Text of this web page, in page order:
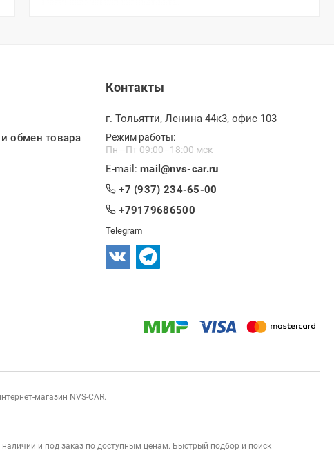
обмен товара
Контакты
г. Тольятти, Ленина 44к3, офис 103
Режим работы:
Пн—Пт 09:00–18:00 мск
E-mail: mail@nvs-car.ru
+7 (937) 234-65-00
+79179686500
Telegram
магазин NVS-CAR.
и под заказ по доступным ценам. Быстрый подбор и поиск